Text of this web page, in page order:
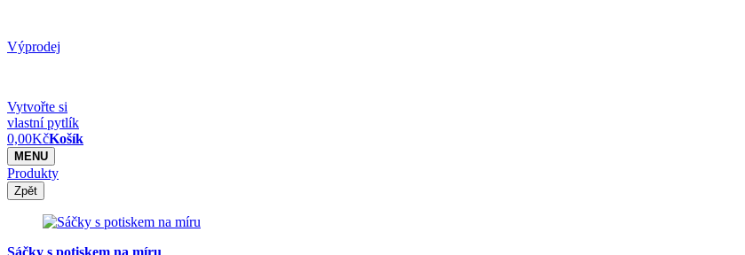
Výprodej
Vytvořte si
vlastní pytlík
0,00KčKošík
MENU
Produkty
Zpět
Sáčky s potiskem na míru